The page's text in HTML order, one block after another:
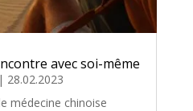
avec soi-même
| 28.02.2023
médecine chinoise